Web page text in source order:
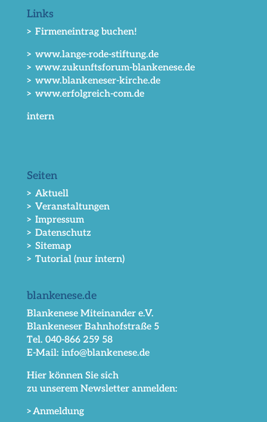
Links
> Firmeneintrag buchen!
> www.lange-rode-stiftung.de
> www.zukunftsforum-blankenese.de
> www.blankeneser-kirche.de
> www.erfolgreich-com.de
intern
Seiten
> Aktuell
> Veranstaltungen
> Impressum
> Datenschutz
> Sitemap
> Tutorial (nur intern)
blankenese.de
Blankenese Miteinander e.V.
Blankeneser Bahnhofstraße 5
Tel. 040-866 259 58
E-Mail: info@blankenese.de
Hier können Sie sich
zu unserem Newsletter anmelden:
>Anmeldung